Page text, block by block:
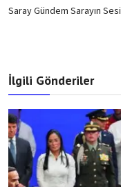
Saray Gündem Sarayın Sesi
İlgili Gönderiler